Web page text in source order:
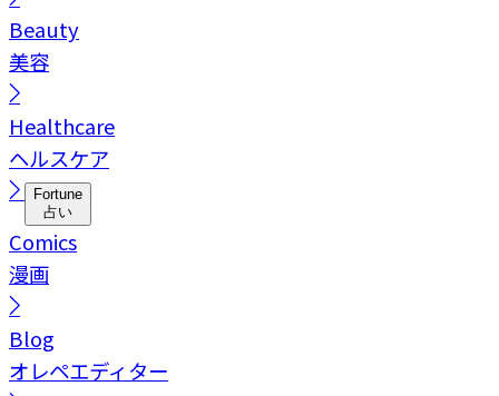
Beauty
美容
Healthcare
ヘルスケア
Fortune
占い
Comics
漫画
Blog
オレペエディター